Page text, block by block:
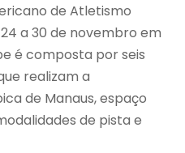
de Atletismo
a 30 de novembro em
é composta por seis
realizam a
de Manaus, espaço
de pista e